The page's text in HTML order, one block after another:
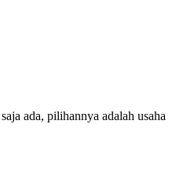
ada, pilihannya adalah usaha